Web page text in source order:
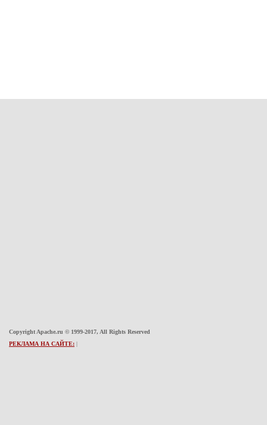
Copyright Apache.ru © 1999-2017, All Rights Reserved
РЕКЛАМА НА САЙТЕ: |